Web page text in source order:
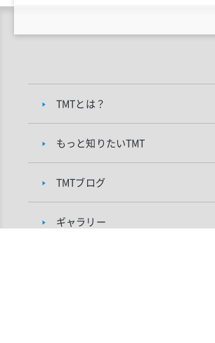
TMTとは？
もっと知りたいTMT
TMTブログ
ギャラリー